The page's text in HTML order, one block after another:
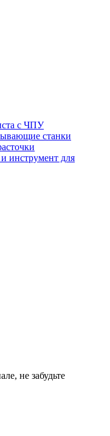
с ЧПУ
станки
инструмент для
не забудьте